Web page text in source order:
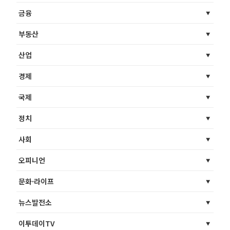
금융
부동산
산업
경제
국제
정치
사회
오피니언
문화·라이프
뉴스발전소
이투데이TV